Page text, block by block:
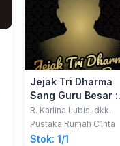
Jejak Tri Dharma
Sang Guru Besar :
Prof. Erry
Ph.D.
R. Karlina Lubis, dkk.
Pustaka Rumah C1nta
Stok: 1/1